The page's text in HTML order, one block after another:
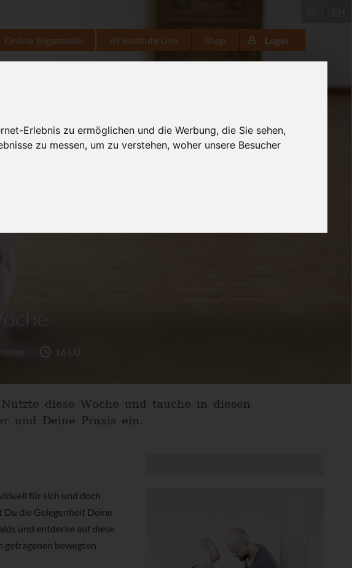
Erlebnis zu ermöglichen und die Werbung, die Sie sehen,
zu messen, um zu verstehen, woher unsere Besucher
Online Yogastudio AYInstitute Ulm Shop Login
16 EU
diese Woche und tauche in diesen
und Deine Praxis ein.
für sich und doch
Du die Gelegenheit Deine
und entdecke auf diese
getragenen bewegten